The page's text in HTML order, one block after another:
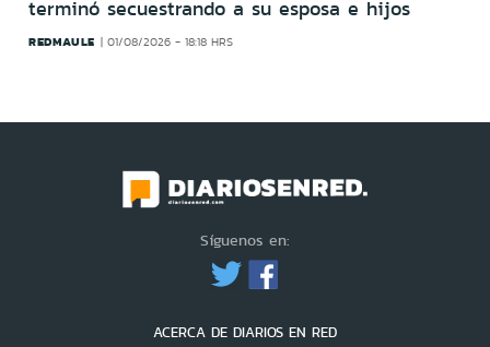
terminó secuestrando a su esposa e hijos
REDMAULE 01/08/2026 - 18:18 HRS
Síguenos en:
ACERCA DE DIARIOS EN RED